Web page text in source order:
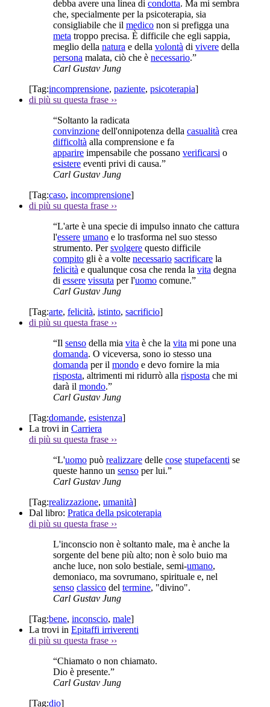
debba avere una linea di condotta. Ma mi sembra
che, specialmente per la psicoterapia, sia
consigliabile che il medico non si prefigga una
meta troppo precisa. È difficile che egli sappia,
meglio della natura e della volontà di vivere della
persona malata, ciò che è necessario.”
Carl Gustav Jung
[Tag:incomprensione, paziente, psicoterapia]
di più su questa frase ››
“Soltanto la radicata
convinzione dell'onnipotenza della casualità crea
difficoltà alla comprensione e fa
apparire impensabile che possano verificarsi o
esistere eventi privi di causa.”
Carl Gustav Jung
[Tag:caso, incomprensione]
di più su questa frase ››
“L'arte è una specie di impulso innato che cattura
l'essere umano e lo trasforma nel suo stesso
strumento. Persvolgere questo difficile
compito gli è a volte necessario sacrificare la
felicità e qualunque cosa che renda la vita degna
di essere vissuta per l'uomo comune.”
Carl Gustav Jung
[Tag:arte, felicità, istinto, sacrificio]
di più su questa frase ››
“Il senso della mia vita è che la vita mi pone una
domanda. O viceversa, sono io stesso una
domanda per il mondo e devo fornire la mia
risposta, altrimenti mi ridurrò alla risposta che mi
darà il mondo.”
Carl Gustav Jung
[Tag:domande, esistenza]
La trovi in Carriera
di più su questa frase ››
“L'uomo può realizzare delle cose stupefacenti se
queste hanno un senso per lui.”
Carl Gustav Jung
[Tag:realizzazione, umanità]
Dal libro: Pratica della psicoterapia
di più su questa frase ››
L'inconscio non è soltanto male, ma è anche la
sorgente del bene più alto; non è solo buio ma
anche luce, non solo bestiale, semi-umano,
demoniaco, ma sovrumano, spirituale e, nel
senso classico del termine, "divino".
Carl Gustav Jung
[Tag:bene, inconscio, male]
La trovi in Epitaffi irriverenti
di più su questa frase ››
“Chiamato o non chiamato.
Dio è presente.”
Carl Gustav Jung
[Tag:dio]